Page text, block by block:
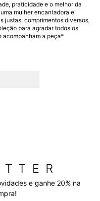
praticidade e o melhor da
mulher encantadora e
justas, comprimentos diversos,
para agradar todos os
acompanham a peça*
e ganhe 20% na